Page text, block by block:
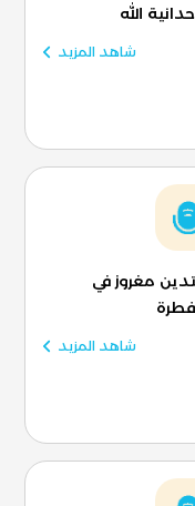
الله
شاهد المزيد
مغروز في
شاهد المزيد